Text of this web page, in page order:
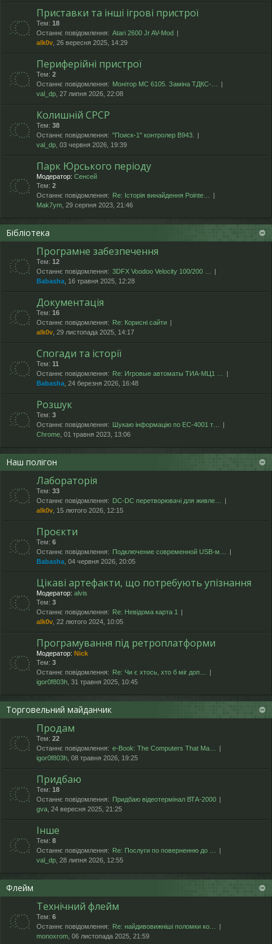
Приставки та інші ігрові пристрої
Тем: 18
Останнє повідомлення: Atari 2600 Jr AV-Mod
alk0v , 26 вересня 2025, 14:29
Периферійні пристрої
Тем: 2
Останнє повідомлення: Монітор МС 6105. Заміна ТДКС-…
val_dp , 27 липня 2026, 22:08
Колишній СРСР
Тем: 38
Останнє повідомлення: "Поиск-1" контролер В943.
val_dp , 03 червня 2026, 19:39
Парк Юрського періоду
Модератор: Сенсей
Тем: 2
Останнє повідомлення:
Re: Історія винайдення Pointe…
Mak7ym , 29 серпня 2023, 21:46
Бібліотека
Програмне забезпечення
Тем: 12
Останнє повідомлення: 3DFX Voodoo Velocity 100/200 …
Babasha , 16 травня 2025, 12:28
Документація
Тем: 16
Останнє повідомлення:
Re: Корисні сайти
alk0v , 29 листопада 2025, 14:17
Спогади та історії
Тем: 11
Останнє повідомлення:
Re: Игровые автоматы ТИА-МЦ1 …
Babasha , 24 березня 2026, 16:48
Розшук
Тем: 3
Останнє повідомлення:
Шукаю інформацію по ЕС-4001 т…
Chrome , 01 травня 2023, 13:06
Наш полігон
Лабораторія
Тем: 33
Останнє повідомлення:
DC-DC перетворювачі для живле…
alk0v , 15 лютого 2026, 12:15
Проєкти
Тем: 6
Останнє повідомлення:
Подключение современной USB-м…
Babasha , 04 червня 2026, 20:05
Цікаві артефакти, що потребують упізнання
Модератор: alvis
Тем: 3
Останнє повідомлення:
Re: Невідома карта 1
alk0v , 22 лютого 2024, 10:05
Програмування під ретроплатформи
Модератор: Nick
Тем: 3
Останнє повідомлення:
Re: Чи є хтось, хто б міг доп…
igor0f803h , 31 травня 2025, 10:45
Торговельний майданчик
Продам
Тем: 22
Останнє повідомлення: e-Book: The Computers That Ma…
igor0f803h , 08 травня 2026, 19:25
Придбаю
Тем: 18
Останнє повідомлення:
Придбаю відеотермінал ВТА-2000
gva , 24 вересня 2025, 21:25
Інше
Тем: 8
Останнє повідомлення:
Re: Послуги по поверненню до …
val_dp , 28 липня 2026, 12:55
Флейм
Технічний флейм
Тем: 6
Останнє повідомлення:
Re: найдивовижніші поломки ко…
monoxrom , 06 листопада 2025, 21:59